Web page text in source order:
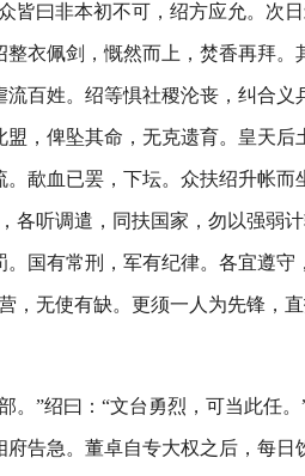
皆曰非本初不可，绍方应允。次
衣佩剑，慨然而上，焚香再拜。
百姓。绍等惧社稷沦丧，纠合
，俾坠其命，无克遗育。皇天后
歃血已罢，下坛。众扶绍升帐而
各听调遣，同扶国家，勿以强弱
国有常刑，军有纪律。各宜遵守
，无使有缺。更须一人为先锋，
。”绍曰：“文台勇烈，可当此任
告急。董卓自专大权之后，每日